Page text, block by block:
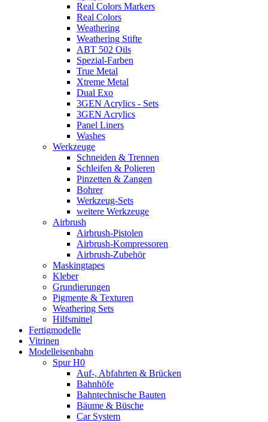
Real Colors Markers
Real Colors
Weathering
Weathering Stifte
ABT 502 Oils
Spezial-Farben
True Metal
Xtreme Metal
Dual Exo
3GEN Acrylics - Sets
3GEN Acrylics
Panel Liners
Washes
Werkzeuge
Schneiden & Trennen
Schleifen & Polieren
Pinzetten & Zangen
Bohrer
Werkzeug-Sets
weitere Werkzeuge
Airbrush
Airbrush-Pistolen
Airbrush-Kompressoren
Airbrush-Zubehör
Maskingtapes
Kleber
Grundierungen
Pigmente & Texturen
Weathering Sets
Hilfsmittel
Fertigmodelle
Vitrinen
Modelleisenbahn
Spur H0
Auf-, Abfahrten & Brücken
Bahnhöfe
Bahntechnische Bauten
Bäume & Büsche
Car System